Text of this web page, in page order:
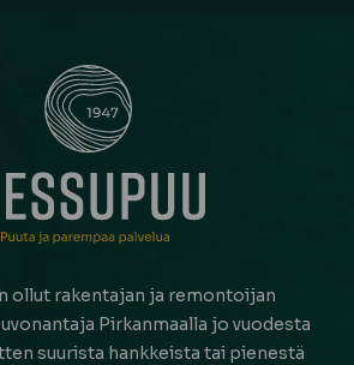
ollut rakentajan ja remontoijan
Pirkanmaalla jo vuodesta
suurista hankkeista tai pienestä